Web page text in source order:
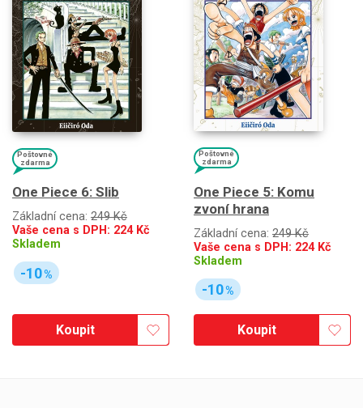
Poštovné
zdarma
One Piece 6: Slib
Základní cena: 249 Kč
Vaše cena s DPH: 224Kč
Skladem
-10%
Koupit
Poštovné
zdarma
One Piece 5: Komu
zvoní hrana
Základní cena: 249 Kč
Vaše cena s DPH: 224Kč
Skladem
-10%
Koupit